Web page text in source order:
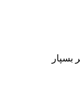
بسپار